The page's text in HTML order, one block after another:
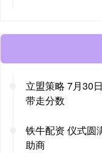
立盟策略 7月30
带走分数
铁牛配资 仪式圆
助商